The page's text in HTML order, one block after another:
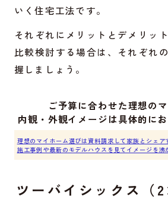
いく住宅工法です。
それぞれにメリットとデメリッ
比較検討する場合は、それぞれ
握しましょう。
ご予算に合わせた理想の
内観・外観イメージは具体的に
理想のマイホーム選びは資料請求して家族とシェア
施工事例や最新のモデルハウスを見てイメージを沸
ツーバイシックス（